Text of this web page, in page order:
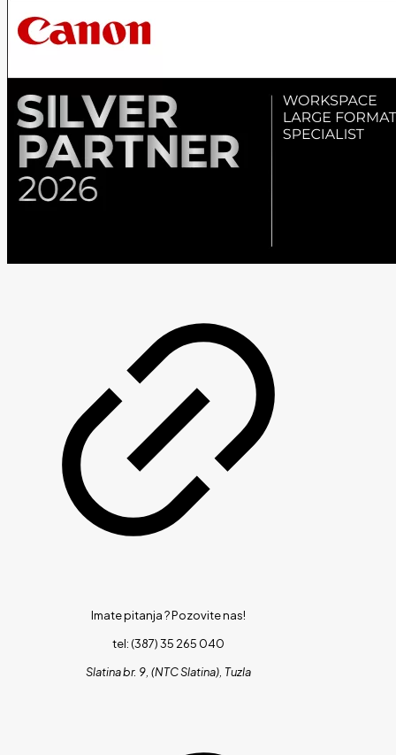
Imate pitanja ?Pozovite nas!
tel: (387) 35 265 040
Slatina br. 9, (NTC Slatina), Tuzla